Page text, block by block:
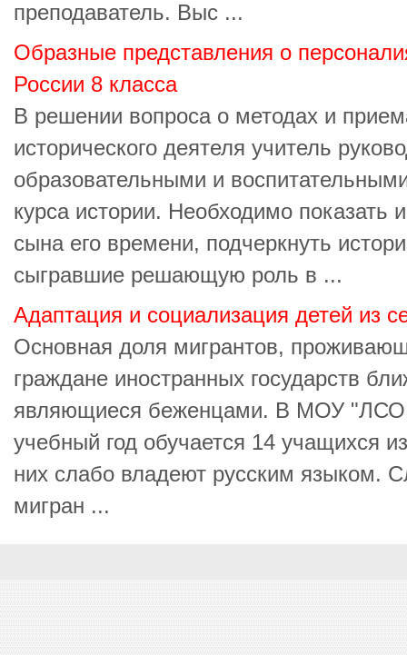
преподаватель. Выс ...
Образные представления о
России 8 класса
В решении вопроса о методах и
исторического деятеля учитель
образовательными и
курса истории. Необходимо показать
сына его времени, подчеркнуть
сыгравшие решающую роль в ...
Адаптация и социализация детей из
Основная доля мигрантов,
граждане иностранных государств
являющиеся беженцами. В МОУ
учебный год обучается 14 учащихся
них слабо владеют русским языком.
мигран ...